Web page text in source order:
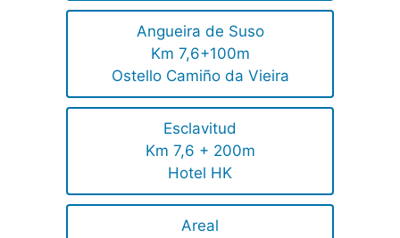
Angueira de Suso
Km 7,6+100m
Ostello Camiño da Vieira
Esclavitud
Km 7,6 + 200m
Hotel HK
Areal